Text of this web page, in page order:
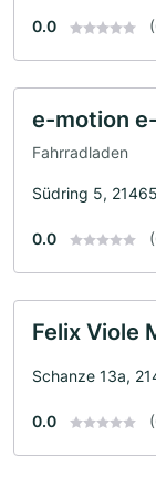
0.0
e-motion
Fahrradladen
Südring 5,
0.0
Felix Viole
Schanze 13a,
0.0